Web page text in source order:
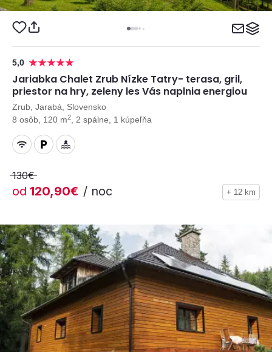
5,0
Jariabka Chalet Zrub Nízke Tatry- terasa, gril,
priestor na hry, zeleny les Vás naplnia energiou
Zrub, Jarabá, Slovensko
8 osôb, 120 m2 , 2 spálne, 1 kúpeľňa
130€
od 120,90€ / noc + 12 km